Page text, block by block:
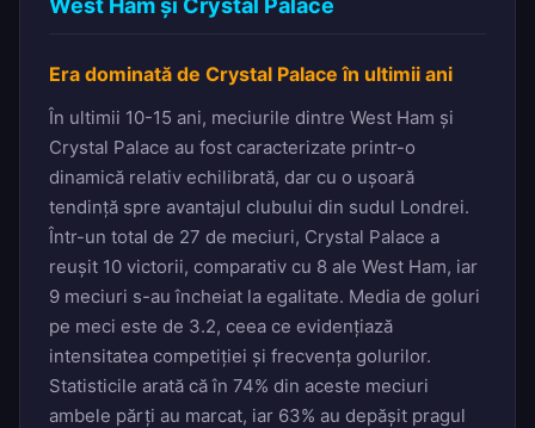
Era dominată de Crystal Palace în ultimii ani
În ultimii 10-15 ani, meciurile dintre West Ham și
Crystal Palace au fost caracterizate printr-o
dinamică relativ echilibrată, dar cu o ușoară
tendință spre avantajul clubului din sudul Londrei.
Într-un total de 27 de meciuri, Crystal Palace a
reușit 10 victorii, comparativ cu 8 ale West Ham, iar
9 meciuri s-au încheiat la egalitate. Media de goluri
pe meci este de 3.2, ceea ce evidențiază
intensitatea competiției și frecvența golurilor.
Statisticile arată că în 74% din aceste meciuri
ambele părți au marcat, iar 63% au depășit pragul